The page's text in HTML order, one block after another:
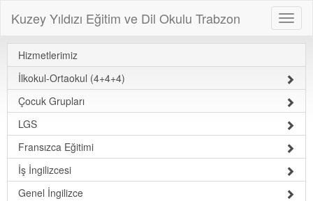
Kuzey Yıldızı Eğitim ve Dil Okulu Trabzon
Hizmetlerimiz
İlkokul-Ortaokul (4+4+4)
Çocuk Grupları
LGS
Fransızca Eğitimi
İş İngilizcesi
Genel İngilizce